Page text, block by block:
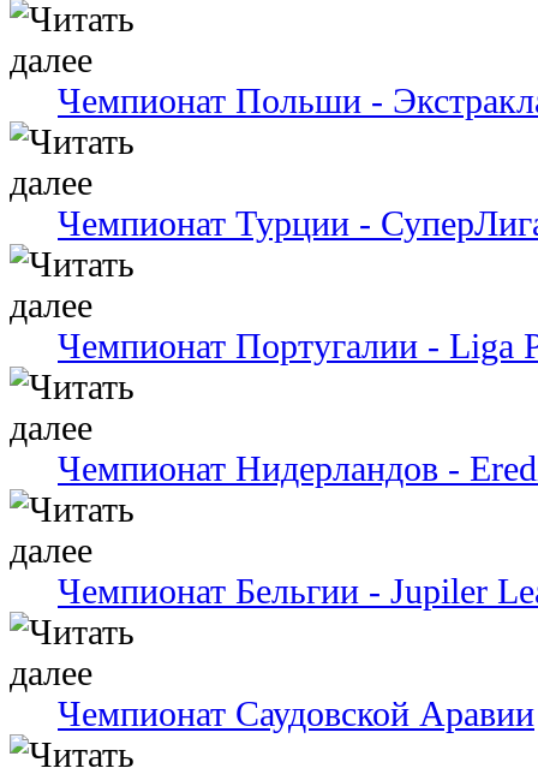
Чемпионат Польши -
Чемпионат Турции -
Чемпионат Португалии - Liga
Чемпионат Нидерландов -
Чемпионат Бельгии - Jupiler
Чемпионат Саудовской Аравии